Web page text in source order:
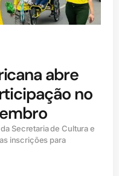
abre
no
Secretaria de Cultura e
inscrições para